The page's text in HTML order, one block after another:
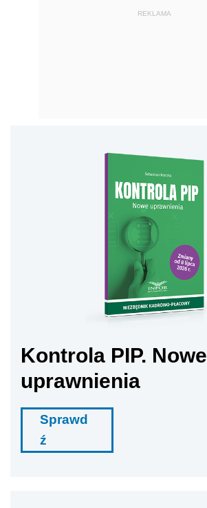
REKLAMA
Kontrola PIP. Nowe
uprawnienia
Sprawd
ź